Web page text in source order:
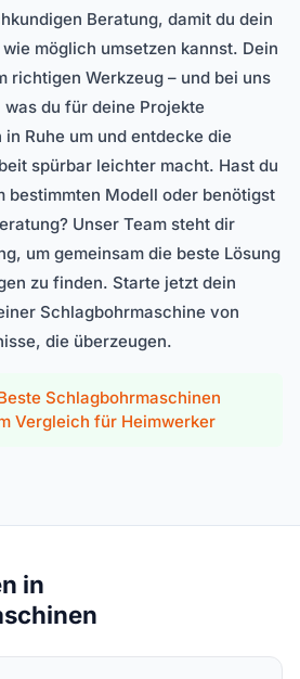
Beratung, damit du dein
möglich umsetzen kannst. Dein
richtigen Werkzeug – und bei uns
du für deine Projekte
Ruhe um und entdecke die
spürbar leichter macht. Hast du
bestimmten Modell oder benötigst
Unser Team steht dir
um gemeinsam die beste Lösung
zu finden. Starte jetzt dein
Schlagbohrmaschine von
die überzeugen.
Schlagbohrmaschinen
Vergleich für Heimwerker
in